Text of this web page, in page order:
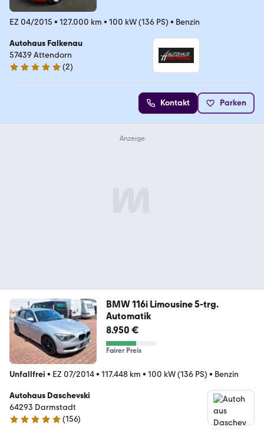
EZ 04/2015 • 127.000 km • 100 kW (136 PS) • Benzin
Autohaus Falkenau
57439 Attendorn
5 Sterne
(2)
Kontakt Parken
BMW 116i Limousine 5-trg.
Automatik
8.950 €
Fairer Preis
Unfallfrei • EZ 07/2014• 117.448 km • 100 kW (136 PS) • Benzin
Autohaus Daschevski
64293 Darmstadt
4.9 Sterne
(156)